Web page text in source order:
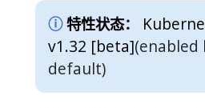
特性状态：
v1.32 [beta](enabled
default)